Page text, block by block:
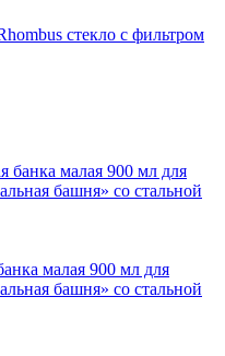
стекло с фильтром
малая 900 мл для
башня» со стальной